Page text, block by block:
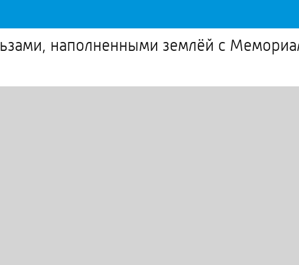
наполненными землёй с